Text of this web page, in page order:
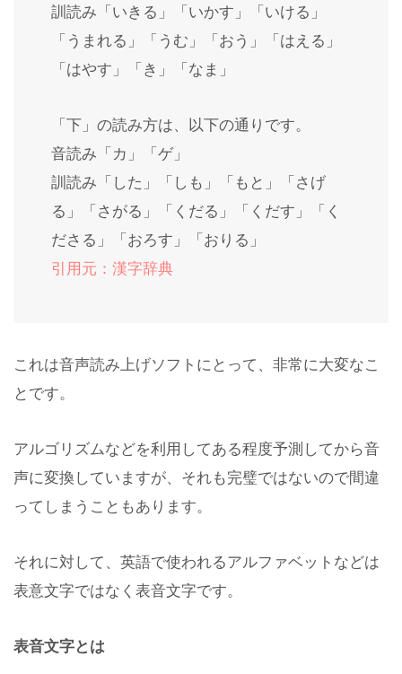
訓読み「いきる」「いかす」「いける」
「うまれる」「うむ」「おう」「はえる」
「はやす」「き」「なま」
「下」の読み方は、以下の通りです。
音読み「カ」「ゲ」
訓読み「した」「しも」「もと」「さげ
る」「さがる」「くだる」「くだす」「く
ださる」「おろす」「おりる」
引用元：漢字辞典
これは音声読み上げソフトにとって、非常に大変なこ
とです。
アルゴリズムなどを利用してある程度予測してから音
声に変換していますが、それも完璧ではないので間違
ってしまうこともあります。
それに対して、英語で使われるアルファベットなどは
表意文字ではなく表音文字です。
表音文字とは